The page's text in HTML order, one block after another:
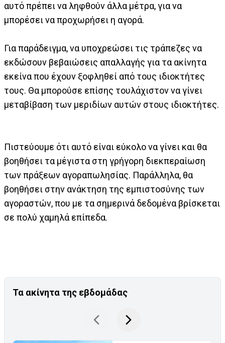
αυτό πρέπει να ληφθούν άλλα μέτρα, για να
μπορέσει να προχωρήσει η αγορά.
Για παράδειγμα, να υποχρεώσει τις τράπεζες να
εκδώσουν βεβαιώσεις απαλλαγής για τα ακίνητα
εκείνα που έχουν ξοφληθεί από τους ιδιοκτήτες
τους. Θα μπορούσε επίσης τουλάχιστον να γίνει
μεταβίβαση των μεριδίων αυτών στους ιδιοκτήτες.
Πιστεύουμε ότι αυτό είναι εύκολο να γίνει και θα
βοηθήσει τα μέγιστα στη γρήγορη διεκπεραίωση
των πράξεων αγοραπωλησίας. Παράλληλα, θα
βοηθήσει στην ανάκτηση της εμπιστοσύνης των
αγοραστών, που με τα σημερινά δεδομένα βρίσκεται
σε πολύ χαμηλά επίπεδα.
Τα ακίνητα της εβδομάδας